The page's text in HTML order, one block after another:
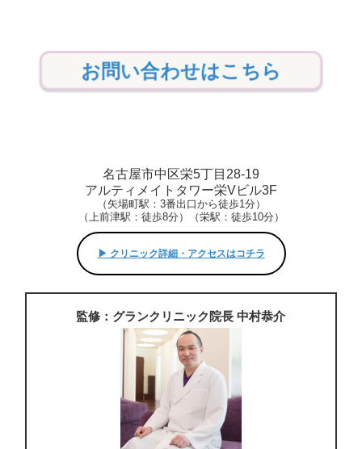
お問い合わせはこちら
名古屋市中区栄5丁目28-19
アルティメイトタワー栄Vビル3F
（矢場町駅：3番出口から徒歩1分）
（上前津駅：徒歩8分）（栄駅：徒歩10分）
▶︎ クリニック詳細・アクセスはコチラ
監修：グランクリニック院長 中村恭介